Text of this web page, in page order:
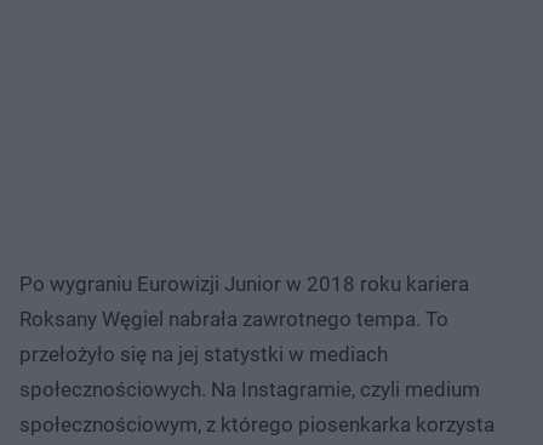
Po wygraniu Eurowizji Junior w 2018 roku kariera
Roksany Węgiel nabrała zawrotnego tempa. To
przełożyło się na jej statystki w mediach
społecznościowych. Na Instagramie, czyli medium
społecznościowym, z którego piosenkarka korzysta